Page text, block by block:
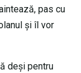
pas cu
şi îl vor
deşi pentru